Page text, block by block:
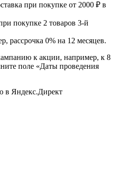
при покупке от 2000 ₽ в
покупке 2 товаров 3-й
рассрочка 0% на 12 месяцев.
к акции, например, к 8
поле «Даты проведения